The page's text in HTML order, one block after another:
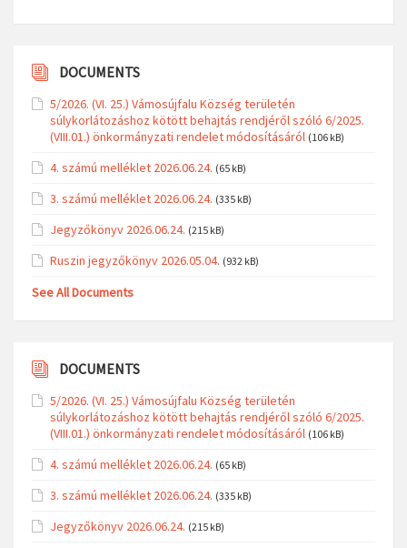
DOCUMENTS
5/2026. (VI. 25.) Vámosújfalu Község területén
súlykorlátozáshoz kötött behajtás rendjéről szóló 6/2025.
(VIII.01.) önkormányzati rendelet módosításáról (106 kB)
4. számú melléklet 2026.06.24. (65 kB)
3. számú melléklet 2026.06.24. (335 kB)
Jegyzőkönyv 2026.06.24. (215 kB)
Ruszin jegyzőkönyv 2026.05.04. (932 kB)
See All Documents
DOCUMENTS
5/2026. (VI. 25.) Vámosújfalu Község területén
súlykorlátozáshoz kötött behajtás rendjéről szóló 6/2025.
(VIII.01.) önkormányzati rendelet módosításáról (106 kB)
4. számú melléklet 2026.06.24. (65 kB)
3. számú melléklet 2026.06.24. (335 kB)
Jegyzőkönyv 2026.06.24. (215 kB)